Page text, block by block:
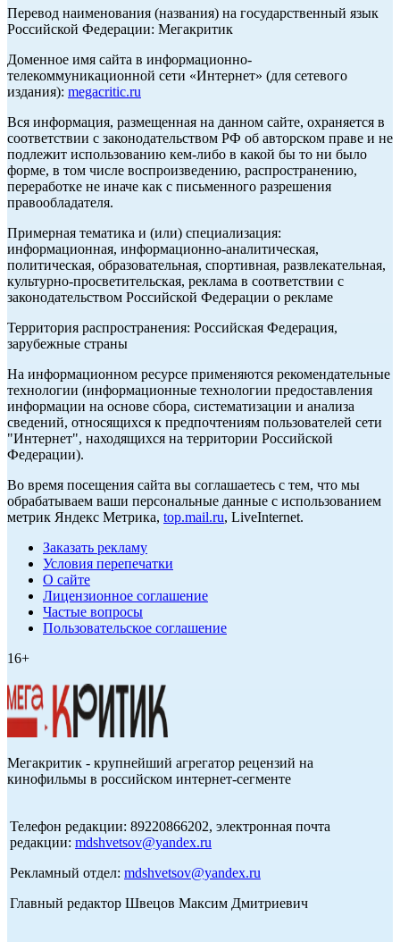
Перевод наименования (названия) на государственный язык
Российской Федерации: Мегакритик
Доменное имя сайта в информационно-
телекоммуникационной сети «Интернет» (для сетевого
издания): megacritic.ru
Вся информация, размещенная на данном сайте, охраняется в
соответствии с законодательством РФ об авторском праве и не
подлежит использованию кем-либо в какой бы то ни было
форме, в том числе воспроизведению, распространению,
переработке не иначе как с письменного разрешения
правообладателя.
Примерная тематика и (или) специализация:
информационная, информационно-аналитическая,
политическая, образовательная, спортивная, развлекательная,
культурно-просветительская, реклама в соответствии с
законодательством Российской Федерации о рекламе
Территория распространения: Российская Федерация,
зарубежные страны
На информационном ресурсе применяются рекомендательные
технологии (информационные технологии предоставления
информации на основе сбора, систематизации и анализа
сведений, относящихся к предпочтениям пользователей сети
"Интернет", находящихся на территории Российской
Федерации).
Во время посещения сайта вы соглашаетесь с тем, что мы
обрабатываем ваши персональные данные с использованием
метрик Яндекс Метрика, top.mail.ru, LiveInternet.
Заказать рекламу
Условия перепечатки
О сайте
Лицензионное соглашение
Частые вопросы
Пользовательское соглашение
16+
Мегакритик - крупнейший агрегатор рецензий на
кинофильмы в российском интернет-сегменте
Телефон редакции: 89220866202, электронная почта
редакции: mdshvetsov@yandex.ru
Рекламный отдел: mdshvetsov@yandex.ru
Главный редактор Швецов Максим Дмитриевич